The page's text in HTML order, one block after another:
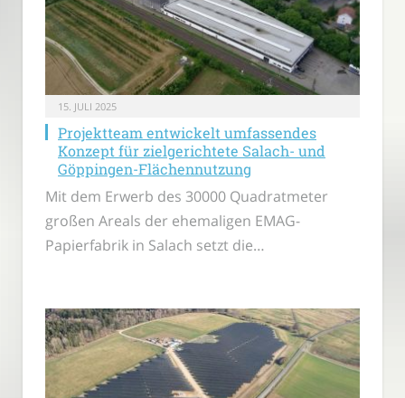
15. JULI 2025
Projektteam entwickelt umfassendes
Konzept für zielgerichtete Salach- und
Göppingen-Flächennutzung
Mit dem Erwerb des 30000 Quadratmeter
großen Areals der ehemaligen EMAG-
Papierfabrik in Salach setzt die…